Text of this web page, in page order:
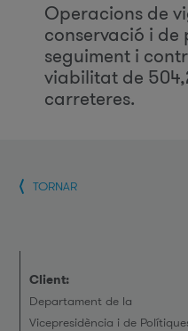
Operacions de
conservació i
seguiment i
viabilitat de
carreteres.
TORNAR
Client:
Departament de la
Vicepresidència i de